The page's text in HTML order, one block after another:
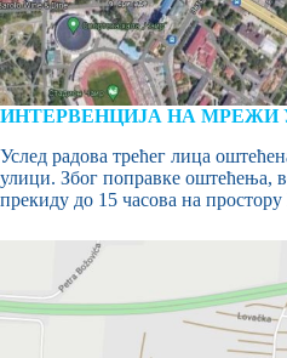
ИНТЕРВЕНЦИЈА НА МРЕЖИ
Услед радова трећег лица
улици. Због поправке оштећења,
прекиду до 15 часова на